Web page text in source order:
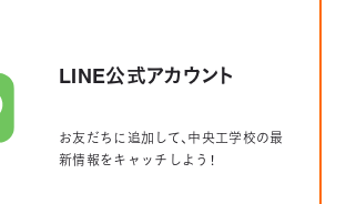
LINE公式アカウント
お友だちに追加して、中央工学校の最
新情報をキャッチしよう！